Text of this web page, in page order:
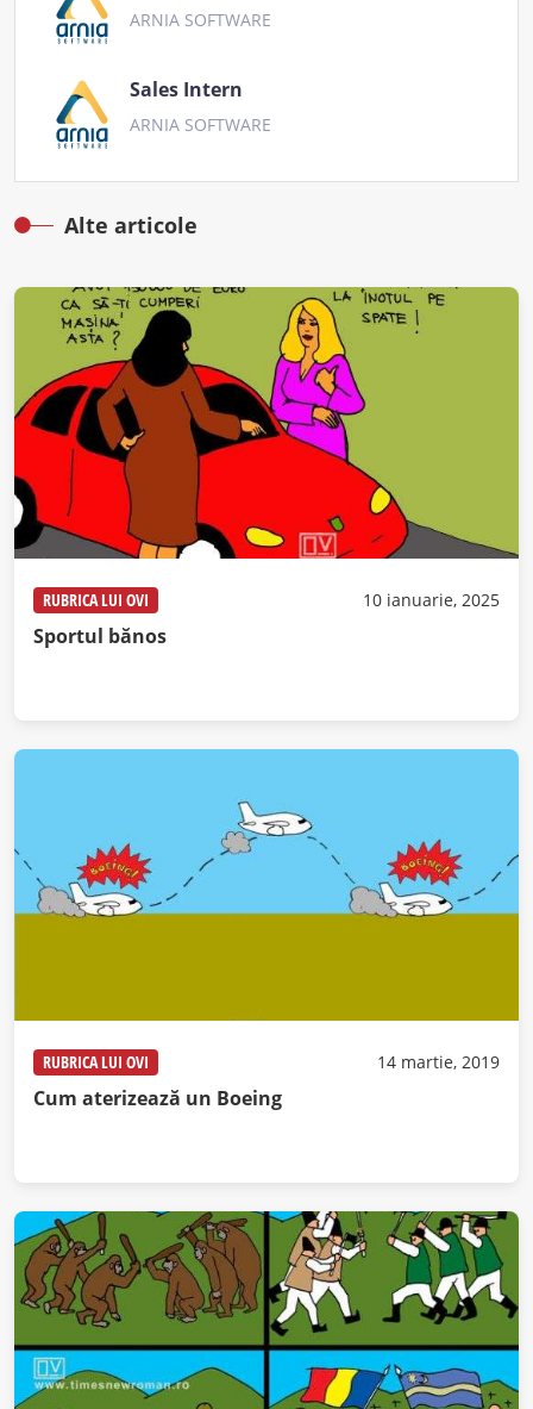
ARNIA SOFTWARE
Sales Intern
ARNIA SOFTWARE
Alte articole
RUBRICA LUI OVI 10 ianuarie, 2025
Sportul bănos
RUBRICA LUI OVI 14 martie, 2019
Cum aterizează un Boeing